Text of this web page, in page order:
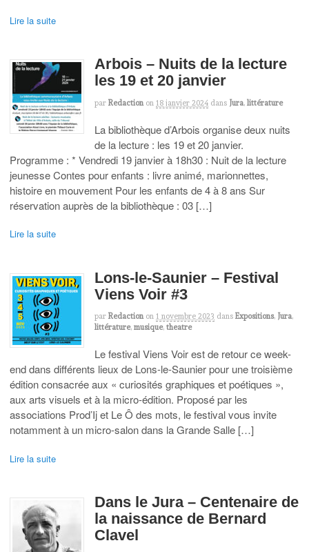
Lire la suite
Arbois – Nuits de la lecture
les 19 et 20 janvier
par Redaction on 18 janvier 2024 dans Jura, littérature
La bibliothèque d’Arbois organise deux nuits
de la lecture : les 19 et 20 janvier.
Programme : * Vendredi 19 janvier à 18h30 : Nuit de la lecture
jeunesse Contes pour enfants : livre animé, marionnettes,
histoire en mouvement Pour les enfants de 4 à 8 ans Sur
réservation auprès de la bibliothèque : 03 […]
Lire la suite
Lons-le-Saunier – Festival
Viens Voir #3
par Redaction on 1 novembre 2023 dans Expositions, Jura,
littérature, musique, theatre
Le festival Viens Voir est de retour ce week-
end dans différents lieux de Lons-le-Saunier pour une troisième
édition consacrée aux « curiosités graphiques et poétiques »,
aux arts visuels et à la micro-édition. Proposé par les
associations Prod’Ij et Le Ô des mots, le festival vous invite
notamment à un micro-salon dans la Grande Salle […]
Lire la suite
Dans le Jura – Centenaire de
la naissance de Bernard
Clavel